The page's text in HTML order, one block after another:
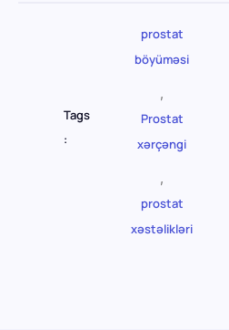
Tags
:
prostat
böyüməsi
,
Prostat
xərçəngi
,
prostat
xəstəlikləri